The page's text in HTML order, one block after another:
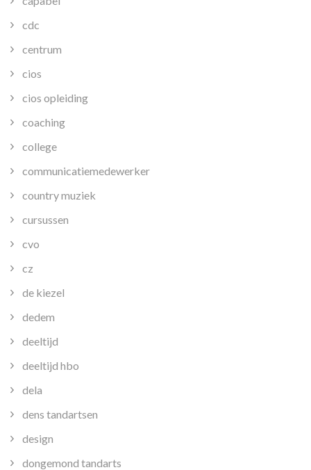
cdc
centrum
cios
cios opleiding
coaching
college
communicatiemedewerker
country muziek
cursussen
cvo
cz
de kiezel
dedem
deeltijd
deeltijd hbo
dela
dens tandartsen
design
dongemond tandarts